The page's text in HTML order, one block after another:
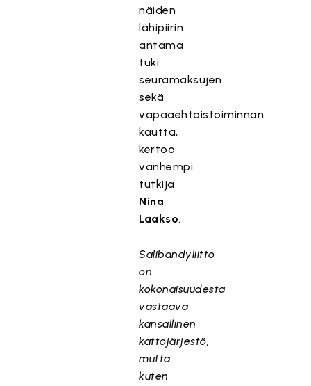
näiden
lähipiirin
antama
tuki
seuramaksujen
sekä
vapaaehtoistoiminnan
kautta,
kertoo
vanhempi
tutkija
Nina
Laakso.
Salibandyliitto
on
kokonaisuudesta
vastaava
kansallinen
kattojärjestö,
mutta
kuten